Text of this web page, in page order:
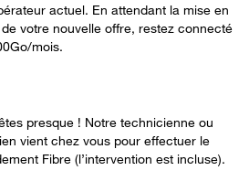
actuel. En attendant la mise en
votre nouvelle offre, restez connecté
mois.
presque ! Notre technicienne ou
vient chez vous pour effectuer le
Fibre (l’intervention est incluse).